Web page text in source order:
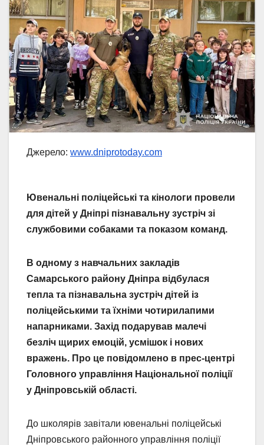
Джерело: www.dniprotoday.com
Ювенальні поліцейські та кінологи провели
для дітей у Дніпрі пізнавальну зустріч зі
службовими собаками та показом команд.
В одному з навчальних закладів
Самарського району Дніпра відбулася
тепла та пізнавальна зустріч дітей із
поліцейськими та їхніми чотирилапими
напарниками. Захід подарував малечі
безліч щирих емоцій, усмішок і нових
вражень. Про це повідомлено в прес-центрі
Головного управління Національної поліції
у Дніпровській області.
До школярів завітали ювенальні поліцейські
Дніпровського районного управління поліції